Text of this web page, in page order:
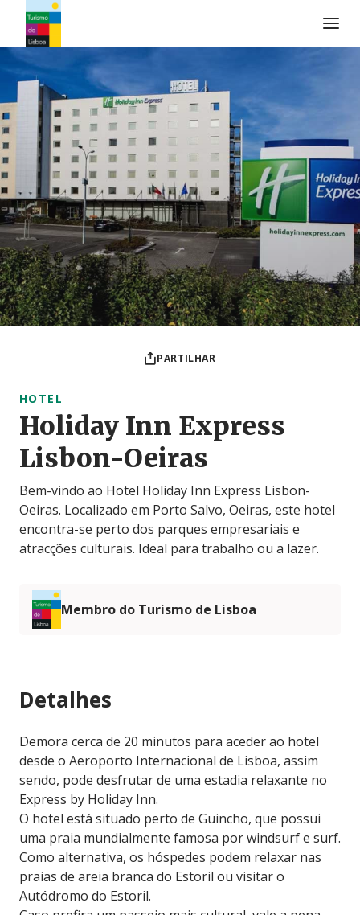
Logo do Turismo de Lisboa
PARTILHAR
HOTEL
Holiday Inn Express
Lisbon-Oeiras
Bem-vindo ao Hotel Holiday Inn Express Lisbon-
Oeiras. Localizado em Porto Salvo, Oeiras, este hotel
encontra-se perto dos parques empresariais e
atracções culturais. Ideal para trabalho ou a lazer.
Membro do Turismo de Lisboa
Detalhes
Demora cerca de 20 minutos para aceder ao hotel
desde o Aeroporto Internacional de Lisboa, assim
sendo, pode desfrutar de uma estadia relaxante no
Express by Holiday Inn.
O hotel está situado perto de Guincho, que possui
uma praia mundialmente famosa por windsurf e surf.
Como alternativa, os hóspedes podem relaxar nas
praias de areia branca do Estoril ou visitar o
Autódromo do Estoril.